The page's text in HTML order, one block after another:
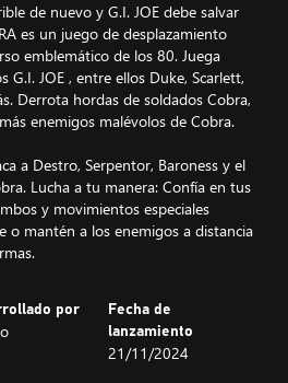
de nuevo y G.I. JOE debe salvar
es un juego de desplazamiento
emblemático de los 80. Juega
JOE , entre ellos Duke, Scarlett,
Derrota hordas de soldados Cobra,
enemigos malévolos de Cobra.
a Destro, Serpentor, Baroness y el
Lucha a tu manera: Confía en tus
y movimientos especiales
o mantén a los enemigos a distancia
por
Fecha de
lanzamiento
21/11/2024